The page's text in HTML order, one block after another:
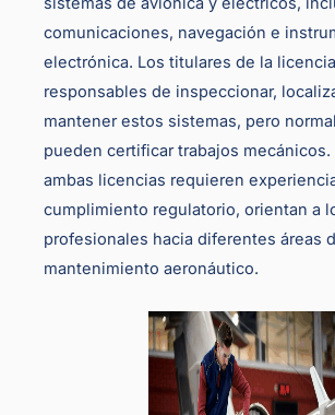
comunicaciones, navegación e
electrónica. Los titulares de la
responsables de inspeccionar,
mantener estos sistemas, pero
pueden certificar trabajos mecánicos.
ambas licencias requieren
cumplimiento regulatorio, orientan a
profesionales hacia diferentes áreas
mantenimiento aeronáutico.